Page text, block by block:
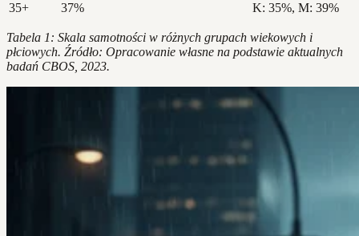
35+
37% K: 35%, M: 39%
Tabela 1: Skala samotności w różnych grupach wiekowych i
płciowych. Źródło: Opracowanie własne na podstawie aktualnych
badań CBOS, 2023.